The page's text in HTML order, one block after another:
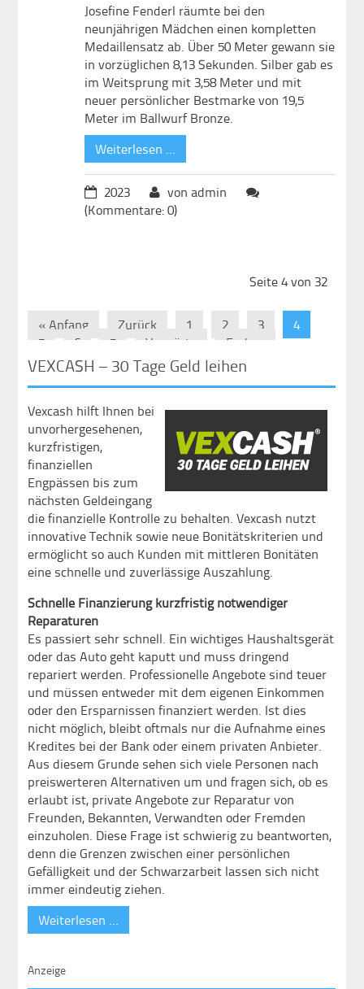
Josefine Fenderl räumte bei den
neunjährigen Mädchen einen kompletten
Medaillensatz ab. Über 50 Meter gewann sie
in vorzüglichen 8,13 Sekunden. Silber gab es
im Weitsprung mit 3,58 Meter und mit
neuer persönlicher Bestmarke von 19,5
Meter im Ballwurf Bronze.
Weiterlesen …
2023
von admin
(Kommentare: 0)
Seite 4 von 32
« Anfang Zurück 1 2 3
4
5
6 7 Vorwärts Ende »
VEXCASH – 30 Tage Geld leihen
Vexcash hilft Ihnen bei
unvorhergesehenen,
kurzfristigen,
finanziellen
Engpässen bis zum
nächsten Geldeingang
die finanzielle Kontrolle zu behalten. Vexcash nutzt
innovative Technik sowie neue Bonitätskriterien und
ermöglicht so auch Kunden mit mittleren Bonitäten
eine schnelle und zuverlässige Auszahlung.
Schnelle Finanzierung kurzfristig notwendiger
Reparaturen
Es passiert sehr schnell. Ein wichtiges Haushaltsgerät
oder das Auto geht kaputt und muss dringend
repariert werden. Professionelle Angebote sind teuer
und müssen entweder mit dem eigenen Einkommen
oder den Ersparnissen finanziert werden. Ist dies
nicht möglich, bleibt oftmals nur die Aufnahme eines
Kredites bei der Bank oder einem privaten Anbieter.
Aus diesem Grunde sehen sich viele Personen nach
preiswerteren Alternativen um und fragen sich, ob es
erlaubt ist, private Angebote zur Reparatur von
Freunden, Bekannten, Verwandten oder Fremden
einzuholen. Diese Frage ist schwierig zu beantworten,
denn die Grenzen zwischen einer persönlichen
Gefälligkeit und der Schwarzarbeit lassen sich nicht
immer eindeutig ziehen.
Weiterlesen …
Anzeige